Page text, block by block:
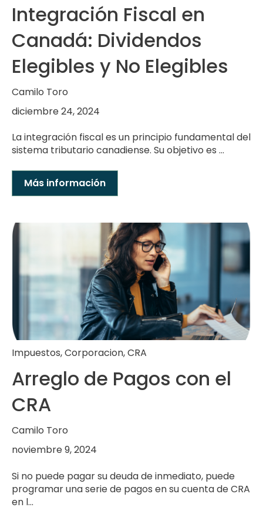
Integración Fiscal en
Canadá: Dividendos
Elegibles y No Elegibles
Camilo Toro
diciembre 24, 2024
La integración fiscal es un principio fundamental del
sistema tributario canadiense. Su objetivo es ...
Más información
Impuestos,Corporacion,CRA
Arreglo de Pagos con el
CRA
Camilo Toro
noviembre 9, 2024
Si no puede pagar su deuda de inmediato, puede
programar una serie de pagos en su cuenta de CRA
en l...